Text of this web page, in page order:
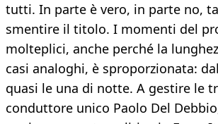
tutti. In parte è vero, in parte no,
smentire il titolo. I momenti del
molteplici, anche perché la
casi analoghi, è sproporzionata:
quasi le una di notte. A gestire le
conduttore unico Paolo Del